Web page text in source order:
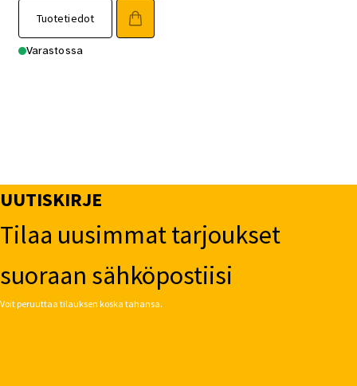
Tuotetiedot
Varastossa
UUTISKIRJE
Tilaa uusimmat tarjoukset
suoraan sähköpostiisi
Voit peruuttaa tilauksen koska tahansa.